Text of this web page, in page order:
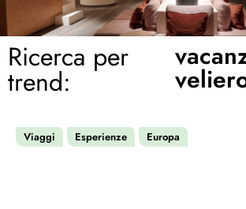
Ricerca per
trend:
Viaggi Esperienze Europa